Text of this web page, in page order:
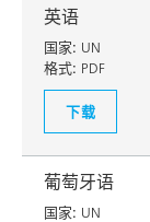
英语
国家: UN
格式: PDF
下载
葡萄牙语
国家: UN